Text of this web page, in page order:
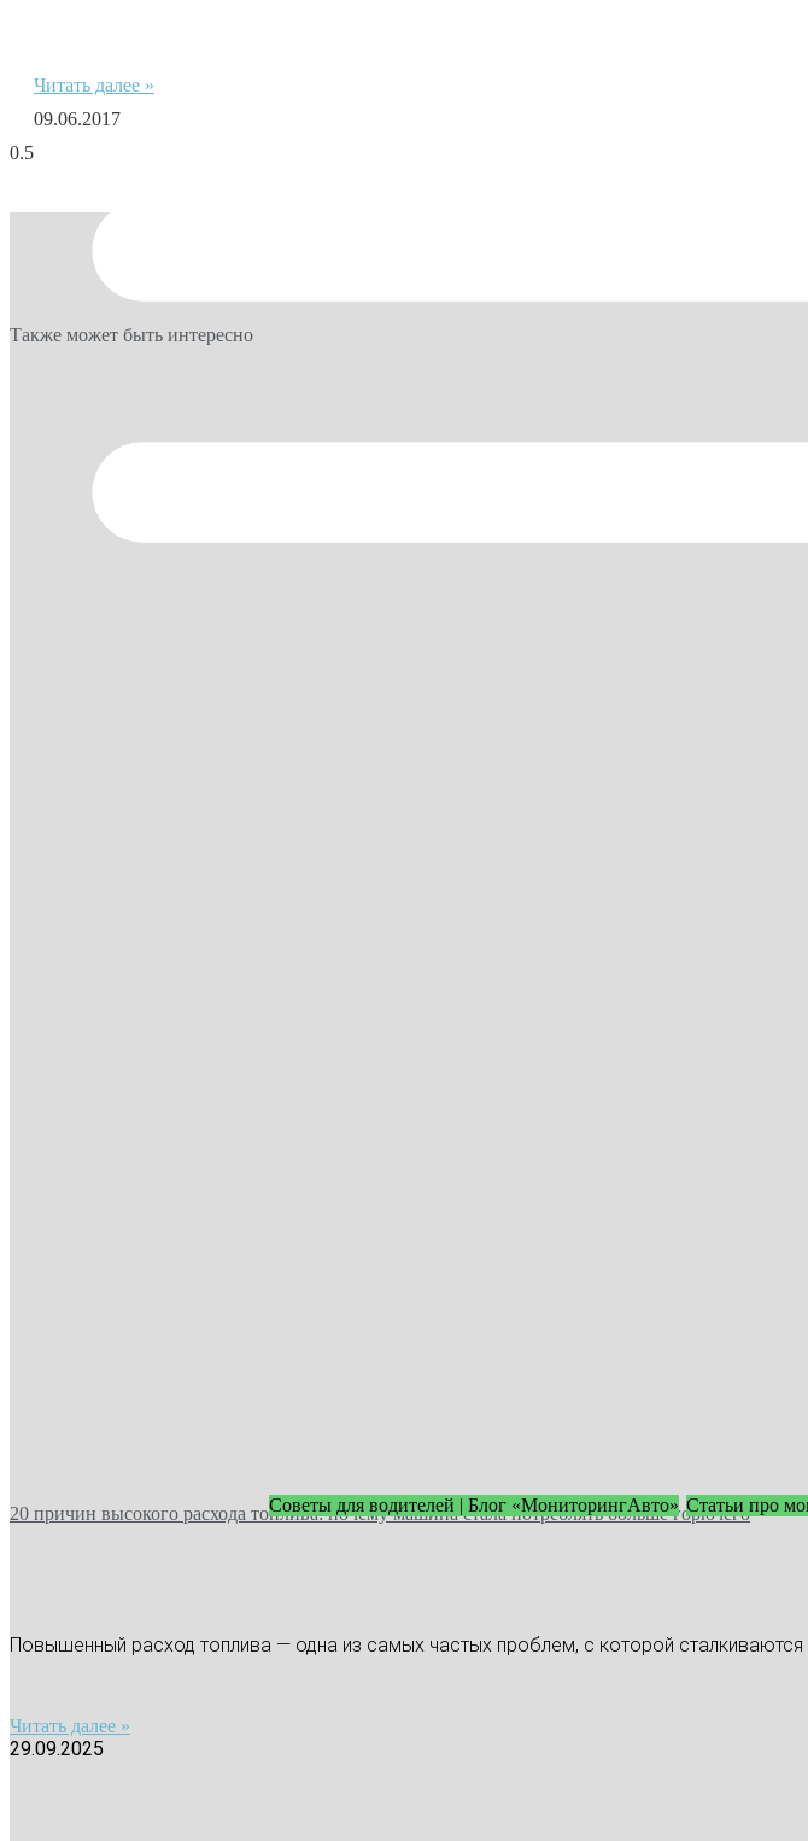
Читать далее »
09.06.2017
Также может быть интересно
Советы для водителей | Блог «МониторингАвто» Статьи про
20 причин высокого расхода топлива: почему машина стала потреблять больше горючего
Повышенный расход топлива — одна из самых частых проблем, с которой
Читать далее »
29.09.2025